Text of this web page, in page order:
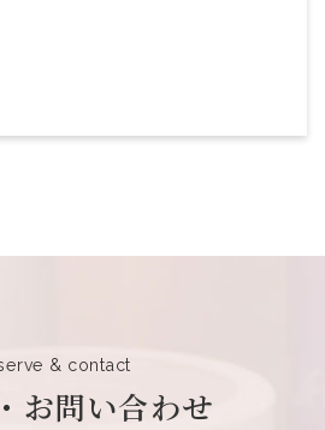
& contact
お問い合わせ